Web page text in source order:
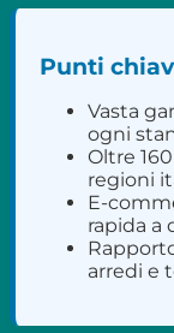
Punti
Vasta
ogni
Oltre
regioni
E-
rapida a
arredi e